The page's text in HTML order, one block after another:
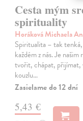
Cesta mým
spirituality
Horáková Michaela
Spiritualita – tak
každém z nás. Je
tvořit, chápat, přijímat,
kouzlu…
Zasielame do 12 dní
5,43 €